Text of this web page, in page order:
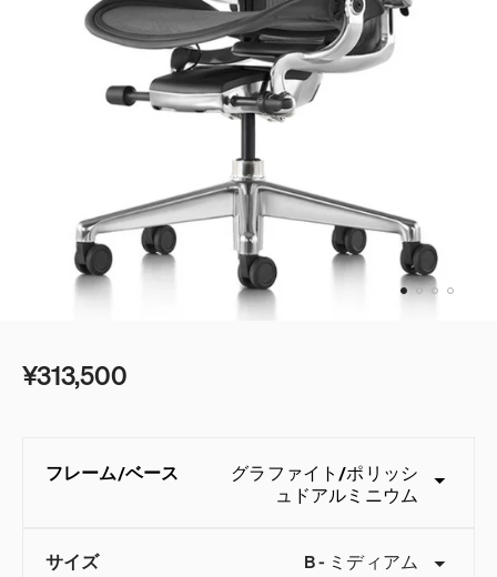
デスク＆テーブル
シェルフ＆ストレージ
アイコニッククラシック
イームズコレクション
ゲーミング
エンボディに新色：ノヴァとイグナイト登場
オフィスチェアガイド
¥313,500
フレーム/ベース グラファイト /ポリッシ
ュドアルミニウム
サイズ B- ミディアム